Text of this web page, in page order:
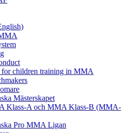
for children training in MMA
Mästerskapet
Klass-A och MMA Klass-B (MMA-
Pro MMA Ligan